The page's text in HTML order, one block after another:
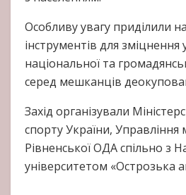
Особливу увагу приділили
інструментів для зміцнення
національної та
серед мешканців
Захід організували
спорту України, Управління
Рівненської ОДА спільно з
університетом «Острозька